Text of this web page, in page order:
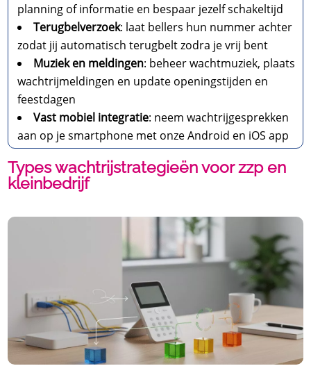
planning of informatie en bespaar jezelf schakeltijd
Terugbelverzoek: laat bellers hun nummer achter
zodat jij automatisch terugbelt zodra je vrij bent
Muziek en meldingen: beheer wachtmuziek, plaats
wachtrijmeldingen en update openingstijden en
feestdagen
Vast mobiel integratie: neem wachtrijgesprekken
aan op je smartphone met onze Android en iOS app
Types wachtrijstrategieën voor zzp en
kleinbedrijf